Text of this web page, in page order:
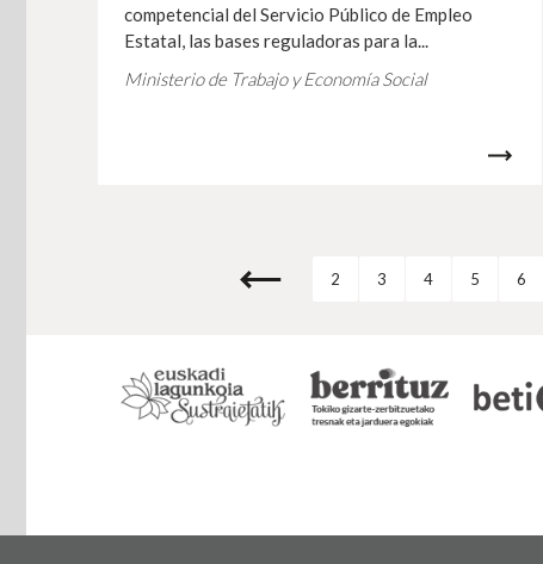
competencial del Servicio Público de Empleo
Estatal, las bases reguladoras para la...
Ministerio de Trabajo y Economía Social
2 3 4 5 6